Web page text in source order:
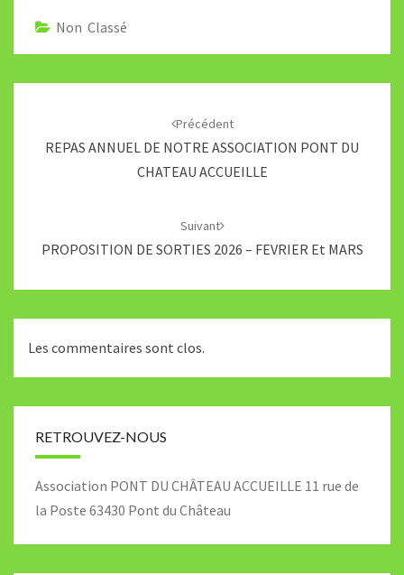
Non Classé
Précédent
REPAS ANNUEL DE NOTRE ASSOCIATION PONT DU
CHATEAU ACCUEILLE
Suivant
PROPOSITION DE SORTIES 2026 – FEVRIER Et MARS
Les commentaires sont clos.
RETROUVEZ-NOUS
Association PONT DU CHÂTEAU ACCUEILLE 11 rue de
la Poste 63430 Pont du Château